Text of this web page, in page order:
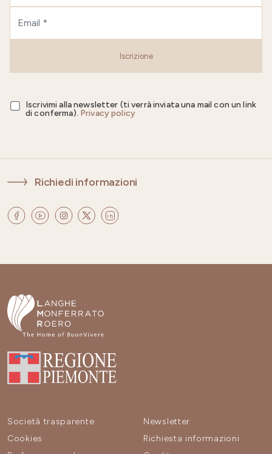
Iscrizione
Iscrivimi alla newsletter (ti verrà inviata una mail con un link
di conferma). Privacy policy
Richiedi informazioni
Società trasparente
Cookies
Newsletter
Richiesta informazioni